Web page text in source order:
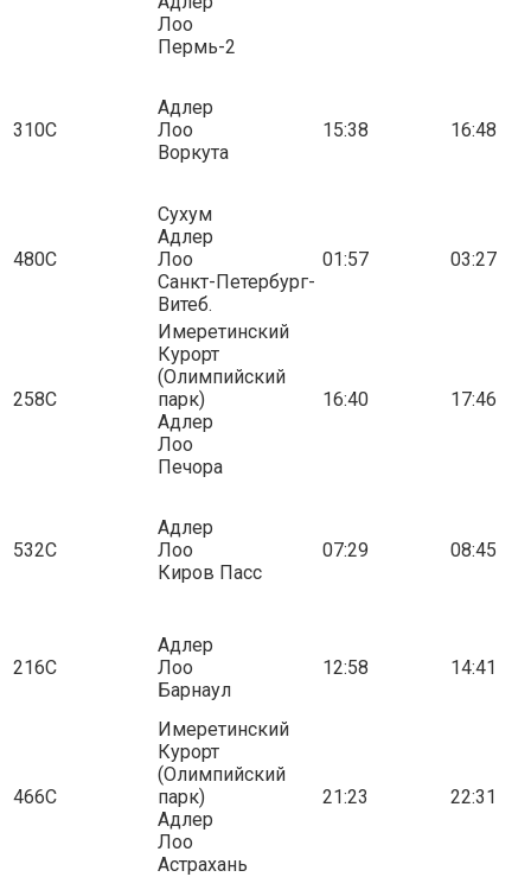
Лоо
Пермь-2
310С
Адлер
Лоо
Воркута
15:38 16:48
480С
Сухум
Адлер
Лоо
Санкт-Петербург-
Витеб.
01:57 03:27
258С
Имеретинский
Курорт
(Олимпийский
парк)
Адлер
Лоо
Печора
16:40 17:46
532С
Адлер
Лоо
Киров Пасс
07:29 08:45
216С
Адлер
Лоо
Барнаул
12:58 14:41
466С
Имеретинский
Курорт
(Олимпийский
парк)
Адлер
Лоо
Астрахань
21:23 22:31